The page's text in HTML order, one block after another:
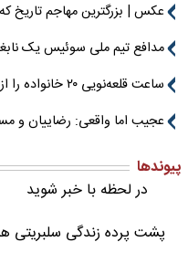
عکس | بزرگترین مهاجم تاریخ
مدافع تیم ملی سوئیس یک
ساعت قلعه‌نویی ۲۰ خانواده را از فلاکت نجات می‌دهد
عجیب اما واقعی: رضاییان و مسی بهترین بازیکنان جام جهانی!
پیوندها
در لحظه با خبر شوید
پشت پرده زندگی سلبریتی